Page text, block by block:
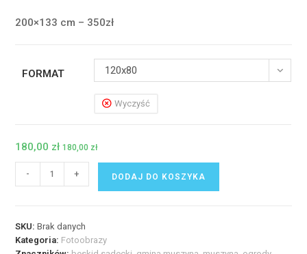
200×133 cm – 350zł
FORMAT 120x80
Wyczyść
180,00 zł 180,00 zł
Fotoobraz
Ogrodach
Zmysłów
- + DODAJ DO KOSZYKA
SKU:Brak danych
Kategoria: Fotoobrazy